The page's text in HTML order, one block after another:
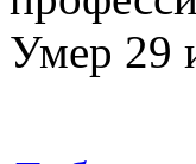
Умер 29